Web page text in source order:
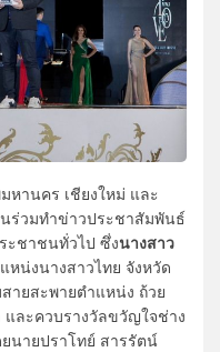
หานคร เชียงใหม่ และ
ร่วมทำข่าวประชาสัมพันธ์
ะชาชนทั่วไป ซึ่งนางสาว
หน่งนางสาวไทย จังหวัด
ายสะพายตำแหน่ง ถ้วย
และควบรางวัลขวัญใจช่าง
นายปราโทย์ สารรัตน์